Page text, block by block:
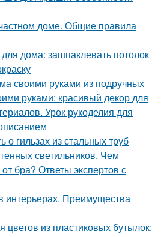
доме. Общие правила
дома: зашпаклевать потолок
своими руками из подручных
руками: красивый декор для
Урок рукоделия для
о гильзах из стальных труб
светильников. Чем
бра? Ответы экспертов с
интерьерах. Преимущества
из пластиковых бутылок: